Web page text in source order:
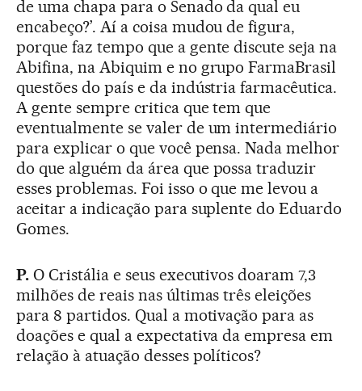
de uma chapa para o Senado da qual eu
encabeço?’. Aí a coisa mudou de figura,
porque faz tempo que a gente discute seja na
Abifina, na Abiquim e no grupo FarmaBrasil
questões do país e da indústria farmacêutica.
A gente sempre critica que tem que
eventualmente se valer de um intermediário
para explicar o que você pensa. Nada melhor
do que alguém da área que possa traduzir
esses problemas. Foi isso o que me levou a
aceitar a indicação para suplente do Eduardo
Gomes.
P. O Cristália e seus executivos doaram 7,3
milhões de reais nas últimas três eleições
para 8 partidos. Qual a motivação para as
doações e qual a expectativa da empresa em
relação à atuação desses políticos?